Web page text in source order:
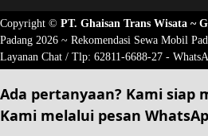
Copyright © PT. Ghaisan Trans Wisata ~
Padang 2026 ~ Rekomendasi Sewa Mobil
Layanan Chat / Tlp: 62811-6688-27 -
Ada pertanyaan? Kami siap
Kami melalui pesan